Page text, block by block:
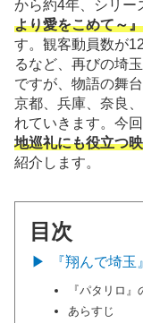
から約4年、シリー
より愛をこめて～』
す。観客動員数が
るなど、再びの埼
ですが、物語の舞
京都、兵庫、奈良
れていきます。今
地巡礼にも役立つ
紹介します。
目次
『翔んで埼玉
『パタリロ
あらすじ